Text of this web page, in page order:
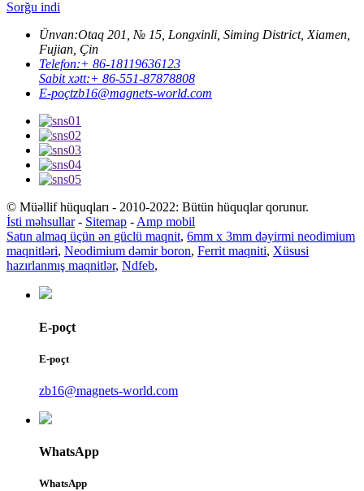
Sorğu indi
Ünvan:Otaq 201, № 15, Longxinli, Siming District, Xiamen,
Fujian, Çin
Telefon:+ 86-18119636123
Sabit xətt:+ 86-551-87878808
E-poçtzb16@magnets-world.com
© Müəllif hüquqları - 2010-2022: Bütün hüquqlar qorunur.
İsti məhsullar- Sitemap -Amp mobil
Satın almaq üçün ən güclü maqnit, 6mm x 3mm dəyirmi neodimium
maqnitləri, Neodimium dəmir boron, Ferrit maqniti, Xüsusi
hazırlanmış maqnitlər, Ndfeb,
E-poçt
E-poçt
zb16@magnets-world.com
WhatsApp
WhatsApp